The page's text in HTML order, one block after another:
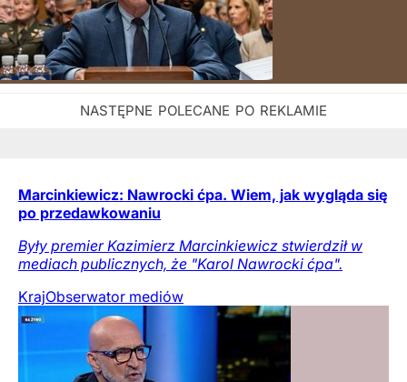
Marcinkiewicz: Nawrocki ćpa. Wiem, jak wygląda się
po przedawkowaniu
Były premier Kazimierz Marcinkiewicz stwierdził w
mediach publicznych, że "Karol Nawrocki ćpa".
KrajObserwator mediów